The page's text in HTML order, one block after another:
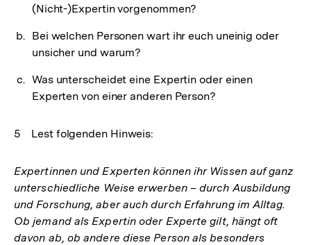
(Nicht-)Expertin vorgenommen?
Bei welchen Personen wart ihr euch uneinig oder
unsicher und warum?
Was unterscheidet eine Expertin oder einen
Experten von einer anderen Person?
Lest folgenden Hinweis:
Expertinnen und Experten können ihr Wissen auf ganz
unterschiedliche Weise erwerben – durch Ausbildung
und Forschung, aber auch durch Erfahrung im Alltag.
Ob jemand als Expertin oder Experte gilt, hängt oft
davon ab, ob andere diese Person als besonders